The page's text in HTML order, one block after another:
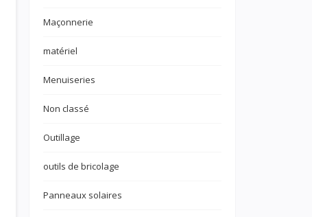
Maçonnerie
matériel
Menuiseries
Non classé
Outillage
outils de bricolage
Panneaux solaires